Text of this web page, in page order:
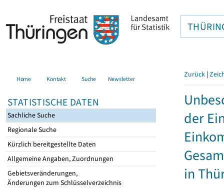
Home Kontakt Suche Newsletter
STATISTISCHE DATEN
Sachliche Suche
Regionale Suche
Kürzlich bereitgestellte Daten
Allgemeine Angaben, Zuordnungen
Gebietsveränderungen,
Änderungen zum Schlüsselverzeichnis
Zurück |
der
in